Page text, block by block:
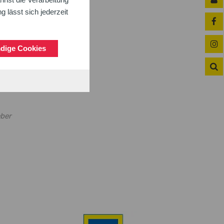
lässt sich jederzeit
Cookies
4.
zu